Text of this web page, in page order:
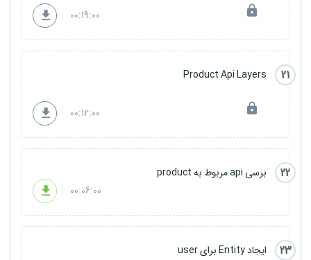
00:19:00
21
Product Api Layers
00:12:00
22
برسی api مربوط به product
00:06:00
23 ایجاد Entity برای user